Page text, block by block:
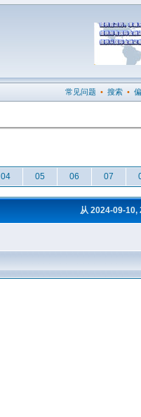
常见问题 • 搜索 •
04 05 06 07
从 2024-09-10,